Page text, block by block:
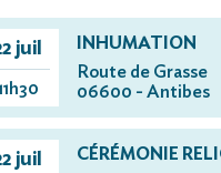
juil
INHUMATION
Route de Grasse
06600 - Antibes
juil
CÉRÉMONIE